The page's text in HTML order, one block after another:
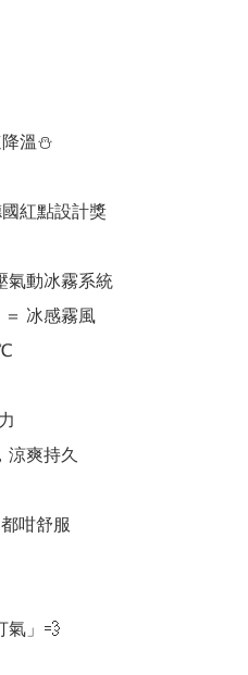
溫⛄
紅點設計獎
氣動冰霧系統
＝ 冰感霧風
涼爽持久
咁舒服
氣」💨